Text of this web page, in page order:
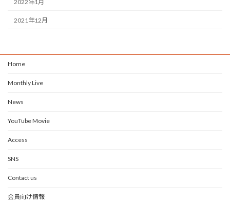
2022年1月
2021年12月
Home
Monthly Live
News
YouTube Movie
Access
SNS
Contact us
会員向け情報